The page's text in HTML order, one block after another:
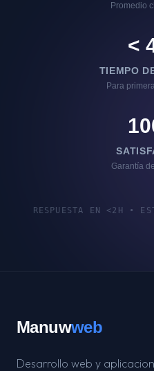
Promedio
<
TIEMPO
Para
Garantía
RESPUESTA EN <2H •
Manuwweb
Desarrollo web y